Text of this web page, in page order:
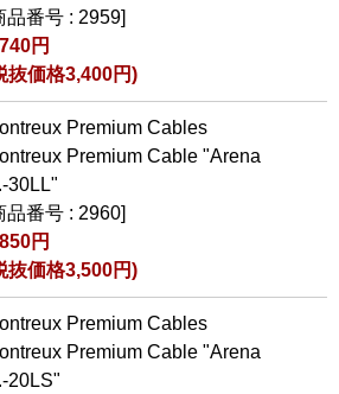
品番号 : 2959]
円
抜価格3,400円)
Premium Cables
Premium Cable "Arena
30LL"
品番号 : 2960]
円
抜価格3,500円)
Premium Cables
Premium Cable "Arena
20LS"